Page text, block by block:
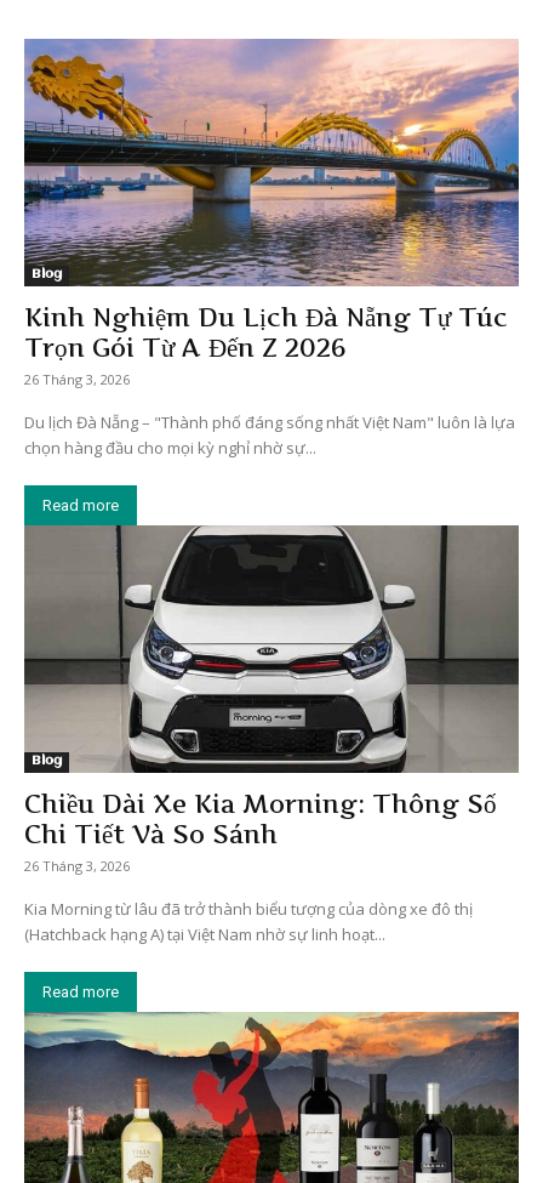
Blog
Kinh Nghiệm Du Lịch Đà Nẵng Tự Túc
Trọn Gói Từ A Đến Z 2026
26 Tháng 3, 2026
Du lịch Đà Nẵng – "Thành phố đáng sống nhất Việt Nam" luôn là lựa
chọn hàng đầu cho mọi kỳ nghỉ nhờ sự...
Read more
Blog
Chiều Dài Xe Kia Morning: Thông Số
Chi Tiết Và So Sánh
26 Tháng 3, 2026
Kia Morning từ lâu đã trở thành biểu tượng của dòng xe đô thị
(Hatchback hạng A) tại Việt Nam nhờ sự linh hoạt...
Read more